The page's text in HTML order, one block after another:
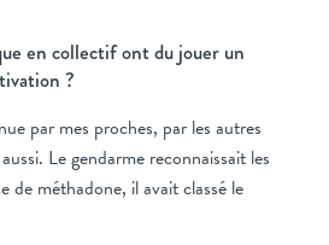
en collectif ont du jouer un
?
par mes proches, par les autres
Le gendarme reconnaissait les
de méthadone, il avait classé le